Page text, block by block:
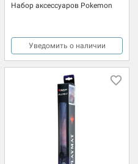
Набор аксессуаров Pokemon
Уведомить о наличии